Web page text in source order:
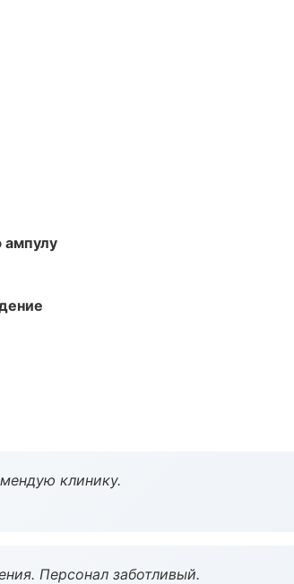
ампулу
клинику.
Персонал заботливый.